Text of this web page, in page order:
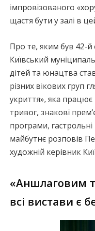
імпровізованого
щастя бути у залі в
Про те, яким був 42-й
Київський
дітей та юнацтва
різних вікових груп
укриття», яка працює
тривог, знакові
програми,
майбутнє розповів
художній керівник
«Аншлаговим
всі вистави є